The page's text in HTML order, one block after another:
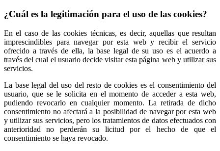
¿Cuál es la legitimación para el uso de las cookies?
En el caso de las cookies técnicas, es decir, aquellas que resultan
imprescindibles para navegar por esta web y recibir el servicio
ofrecido a través de ella, la base legal de su uso es el acuerdo a
través del cual el usuario decide visitar esta página web y utilizar sus
servicios.
La base legal del uso del resto de cookies es el consentimiento del
usuario, que se le solicita en el momento de acceder a esta web,
pudiendo revocarlo en cualquier momento. La retirada de dicho
consentimiento no afectará a la posibilidad de navegar por esta web
y utilizar sus servicios, pero los tratamientos de datos efectuados con
anterioridad no perderán su licitud por el hecho de que el
consentimiento se haya revocado.